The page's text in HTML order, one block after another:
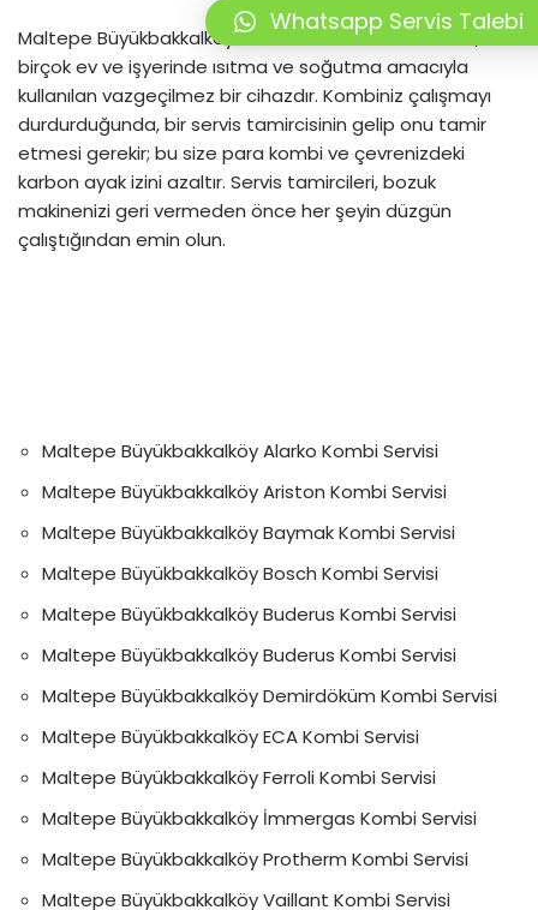
Maltepe Büyükbakkalköy Kombi Servisi Tamiri Kombi,
birçok ev ve işyerinde ısıtma ve soğutma amacıyla
kullanılan vazgeçilmez bir cihazdır. Kombiniz çalışmayı
durdurduğunda, bir servis tamircisinin gelip onu tamir
etmesi gerekir; bu size para kombi ve çevrenizdeki
karbon ayak izini azaltır. Servis tamircileri, bozuk
makinenizi geri vermeden önce her şeyin düzgün
çalıştığından emin olun.
Maltepe Büyükbakkalköy Alarko Kombi Servisi
Maltepe Büyükbakkalköy Ariston Kombi Servisi
Maltepe Büyükbakkalköy Baymak Kombi Servisi
Maltepe Büyükbakkalköy Bosch Kombi Servisi
Maltepe Büyükbakkalköy Buderus Kombi Servisi
Maltepe Büyükbakkalköy Buderus Kombi Servisi
Maltepe Büyükbakkalköy Demirdöküm Kombi Servisi
Maltepe Büyükbakkalköy ECA Kombi Servisi
Maltepe Büyükbakkalköy Ferroli Kombi Servisi
Maltepe Büyükbakkalköy İmmergas Kombi Servisi
Maltepe Büyükbakkalköy Protherm Kombi Servisi
Maltepe Büyükbakkalköy Vaillant Kombi Servisi
Whatsapp Servis Talebi